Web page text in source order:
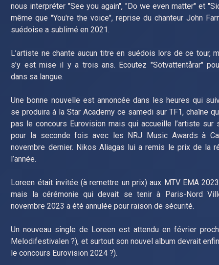
nous interpréter "See you again", "Do we even matter" et
même que "You're the voice", reprise du chanteur John
suédoise a sublimé en 2021.
L’artiste ne chante aucun titre en suédois lors de ce tour,
s’y est mise il y a trois ans. Ecoutez "Sötvattentårar"
dans sa langue.
Une bonne nouvelle est annoncée dans les heures qui
se produira à la Star Academy ce samedi sur TF1, chaîne
pas le concours Eurovision mais qui accueille l’artiste sur
pour la seconde fois avec les NRJ Music Awards à
novembre dernier. Nikos Aliagas lui a remis le prix de la
l’année.
Loreen était invitée (à remettre un prix) aux MTV EMA
mais la cérémonie qui devait se tenir à Paris-Nord
novembre 2023 a été annulée pour raison de sécurité.
Un nouveau single de Loreen est attendu en février
Melodifestivalen ?), et surtout son nouvel album devrait
le concours Eurovision 2024 ?).